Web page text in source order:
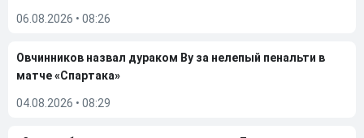
06.08.2026 • 08:26
Овчинников назвал дураком Ву за нелепый пенальти в
матче «Спартака»
04.08.2026 • 08:29